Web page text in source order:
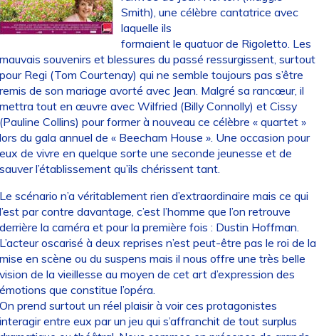
Smith), une célèbre cantatrice avec
laquelle ils
formaient le quatuor de Rigoletto. Les
souvenirs et blessures du passé ressurgissent, surtout
Regi (Tom Courtenay) qui ne semble toujours pas s’être
de son mariage avorté avec Jean. Malgré sa rancœur, il
tout en œuvre avec Wilfried (Billy Connolly) et Cissy
Collins) pour former à nouveau ce célèbre « quartet »
du gala annuel de « Beecham House ». Une occasion pour
de vivre en quelque sorte une seconde jeunesse et de
l’établissement qu’ils chérissent tant.
scénario n’a véritablement rien d’extraordinaire mais ce qui
par contre davantage, c’est l’homme que l’on retrouve
la caméra et pour la première fois : Dustin Hoffman.
oscarisé à deux reprises n’est peut-être pas le roi de la
en scène ou du suspens mais il nous offre une très belle
de la vieillesse au moyen de cet art d’expression des
que constitue l’opéra.
prend surtout un réel plaisir à voir ces protagonistes
entre eux par un jeu qui s’affranchit de tout surplus